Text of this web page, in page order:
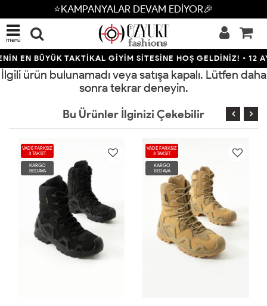
⭐KAMPANYALAR DEVAM EDİYOR🎉
menü
EN BÜYÜK TAKTİKAL GİYİM SİTESİNE HOŞ GELDİNİZ! • 12
İlgili ürün bulunamadı veya satışa kapalı. Lütfen daha
sonra tekrar deneyin.
Bu Ürünler İlginizi Çekebilir
VADE FARKSIZ
3 TAKSİT
KARGO
BEDAVA
VADE FARKSIZ
3 TAKSİT
KARGO
BEDAVA